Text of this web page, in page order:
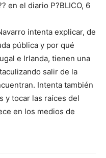
en el diario P?BLICO, 6
intenta explicar, de
pública y por qué
e Irlanda, tienen una
salir de la
Intenta también
y tocar las raíces del
en los medios de